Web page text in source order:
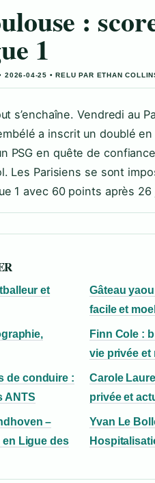
:
1
2026-04-25 • RELU PAR ETHAN
s’enchaîne. Vendredi au
a inscrit un doublé
PSG en quête de
Les Parisiens se sont
1 avec 60 points après
et
Gâteau
facile et
Finn Cole :
vie privée et
de conduire :
ANTS
Carole
privée et
–
en Ligue des
Yvan Le